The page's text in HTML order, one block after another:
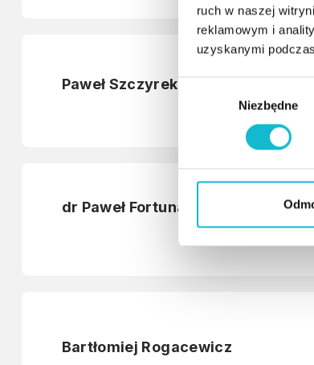
ruch w naszej
reklamowym i
uzyskanymi
d
Niezbędne
Paweł Szczyrek
dr Paweł Fortuna
Bartłomiej Rogacewicz